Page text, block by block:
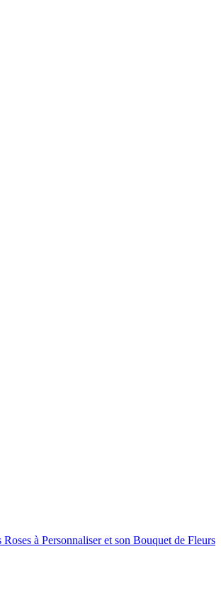
à Personnaliser et son Bouquet de Fleurs